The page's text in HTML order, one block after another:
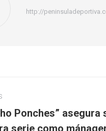
http://
Ponches” asegura
serie como